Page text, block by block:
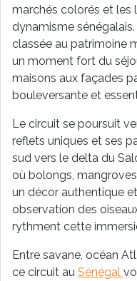
marchés colorés et les
dynamisme sénégalais.
classée au patrimoine
un moment fort du
maisons aux façades
bouleversante et
Le circuit se poursuit
reflets uniques et ses
sud vers le delta du
où bolongs,
un décor authentique
observation des
rythment cette
Entre savane, océan
ce circuit au Sénégal